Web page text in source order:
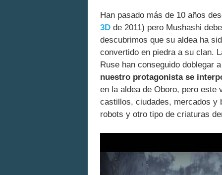
Han pasado más de 10 años
3D de 2011) pero Mushashi
descubrimos que su aldea ha
convertido en piedra a su clan.
Ruse han conseguido doblegar
nuestro protagonista se
en la aldea de Oboro, pero
castillos, ciudades, mercados y
robots y otro tipo de criaturas